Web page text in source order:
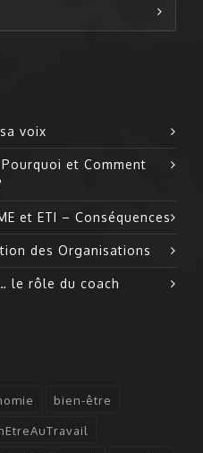
voix
et Comment
et ETI – Conséquences
des Organisations
le rôle du coach
bien-être